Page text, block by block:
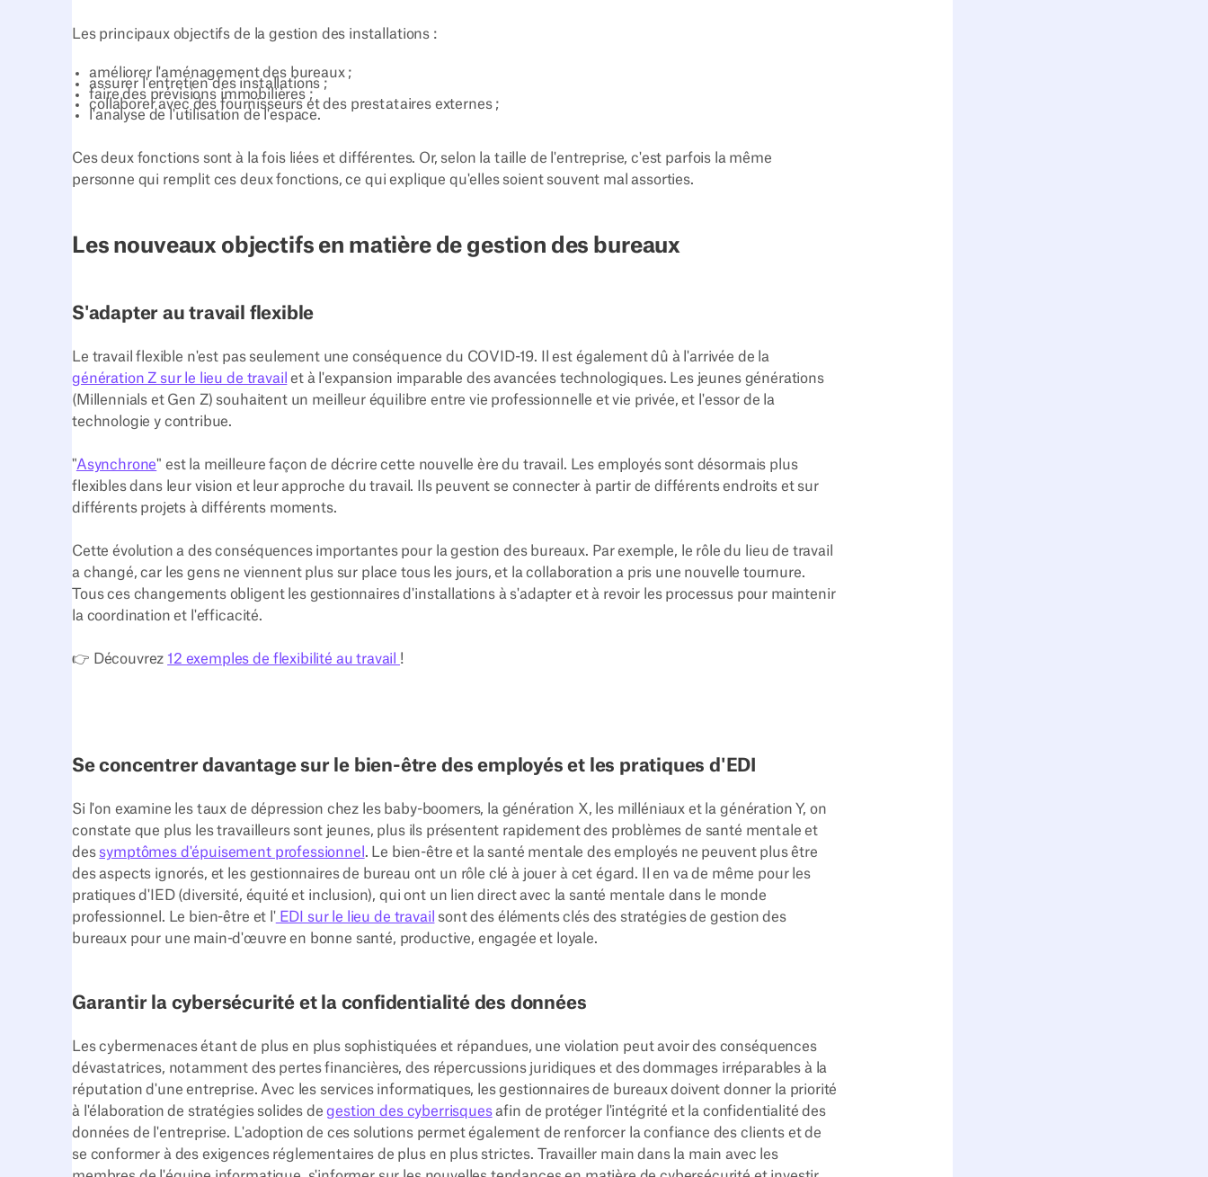
Les principaux objectifs de la gestion des installations :
améliorer l'aménagement des bureaux ;
assurer l'entretien des installations ;
faire des prévisions immobilières ;
collaborer avec des fournisseurs et des prestataires externes ;
l'analyse de l'utilisation de l'espace.
Ces deux fonctions sont à la fois liées et différentes. Or, selon la taille de l'entreprise, c'est parfois la même
personne qui remplit ces deux fonctions, ce qui explique qu'elles soient souvent mal assorties.
Les nouveaux objectifs en matière de gestion des bureaux
S'adapter au travail flexible
Le travail flexible n'est pas seulement une conséquence du COVID-19. Il est également dû à l'arrivée de la
génération Z sur le lieu de travail et à l'expansion imparable des avancées technologiques. Les jeunes générations
(Millennials et Gen Z) souhaitent un meilleur équilibre entre vie professionnelle et vie privée, et l'essor de la
technologie y contribue.
"Asynchrone" est la meilleure façon de décrire cette nouvelle ère du travail. Les employés sont désormais plus
flexibles dans leur vision et leur approche du travail. Ils peuvent se connecter à partir de différents endroits et sur
différents projets à différents moments.
Cette évolution a des conséquences importantes pour la gestion des bureaux. Par exemple, le rôle du lieu de travail
a changé, car les gens ne viennent plus sur place tous les jours, et la collaboration a pris une nouvelle tournure.
Tous ces changements obligent les gestionnaires d'installations à s'adapter et à revoir les processus pour maintenir
la coordination et l'efficacité.
👉 Découvrez 12 exemples de flexibilité au travail !
Se concentrer davantage sur le bien-être des employés et les pratiques d'EDI
Si l'on examine les taux de dépression chez les baby-boomers, la génération X, les milléniaux et la génération Y, on
constate que plus les travailleurs sont jeunes, plus ils présentent rapidement des problèmes de santé mentale et
des symptômes d'épuisement professionnel . Le bien-être et la santé mentale des employés ne peuvent plus être
des aspects ignorés, et les gestionnaires de bureau ont un rôle clé à jouer à cet égard. Il en va de même pour les
pratiques d'IED (diversité, équité et inclusion), qui ont un lien direct avec la santé mentale dans le monde
professionnel. Le bien-être et l'EDI sur le lieu de travail sont des éléments clés des stratégies de gestion des
bureaux pour une main-d'œuvre en bonne santé, productive, engagée et loyale.
Garantir la cybersécurité et la confidentialité des données
Les cybermenaces étant de plus en plus sophistiquées et répandues, une violation peut avoir des conséquences
dévastatrices, notamment des pertes financières, des répercussions juridiques et des dommages irréparables à la
réputation d'une entreprise. Avec les services informatiques, les gestionnaires de bureaux doivent donner la priorité
à l'élaboration de stratégies solides degestion des cyberrisquesafin de protéger l'intégrité et la confidentialité des
données de l'entreprise. L'adoption de ces solutions permet également de renforcer la confiance des clients et de
se conformer à des exigences réglementaires de plus en plus strictes. Travailler main dans la main avec les